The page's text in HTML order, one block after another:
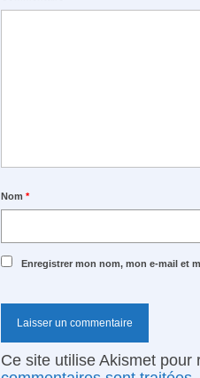
Nom *
Enregistrer mon nom, mon e-mail et
Ce site utilise Akismet pour